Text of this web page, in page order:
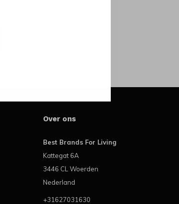
Over ons
Best Brands For Living
Kattegat 6A
3446 CL Woerden
Nederland
+31627031630